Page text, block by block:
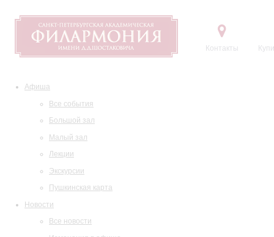
Контакты
Афиша
Все события
Большой зал
Малый зал
Лекции
Экскурсии
Пушкинская карта
Новости
Все новости